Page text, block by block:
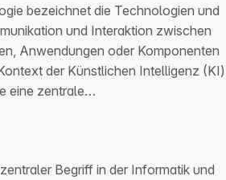
bezeichnet die Technologien und
und Interaktion zwischen
Anwendungen oder Komponenten
der Künstlichen Intelligenz (KI)
eine zentrale…
Begriff in der Informatik und